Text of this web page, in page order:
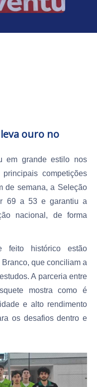
leva ouro no
em grande estilo nos
competições
de semana, a Seleção
69 a 53 e garantiu a
nacional, de forma
feito histórico estão
que conciliam a
A parceria entre
mostra como é
e alto rendimento
os desafios dentro e